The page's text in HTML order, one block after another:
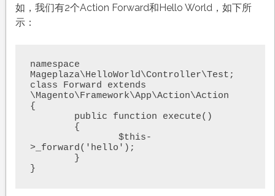
如，我们有2个Action Forward和Hello World，如下所
示：
namespace
Mageplaza\HelloWorld\Controller\Test;
class Forward extends
\Magento\Framework\App\Action\Action
{
>_forward('hello');
}